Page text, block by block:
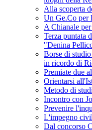
Alla scoperta
Un Ge.Co per
A Chianale
Terza puntata
"Denina
Borse di
in ricordo di
Premiate due
Orientarsi
Metodo di
Incontro con
Prevenire
L'impegno
Dal concorso